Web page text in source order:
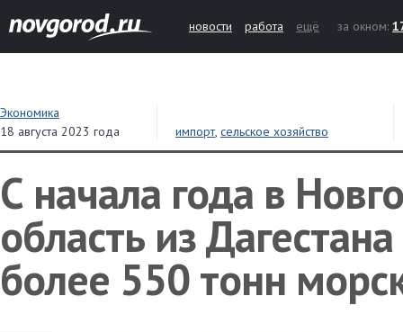
новости работа ещё за окном:
Экономика
18 августа 2023 года
импорт, сельское хозяйство
С начала года в
область из
более 550 тонн